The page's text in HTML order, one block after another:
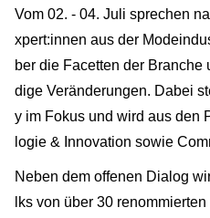
Vom 02. - 04. Juli sprechen
xpert:innen aus der
ber die Facetten der
dige Veränderungen. Dabei
y im Fokus und wird aus den
logie & Innovation sowie
Neben dem offenen Dialog
lks von über 30